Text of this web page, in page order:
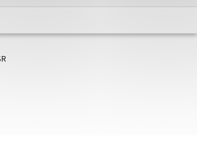
stránka vždy začína
sídla.